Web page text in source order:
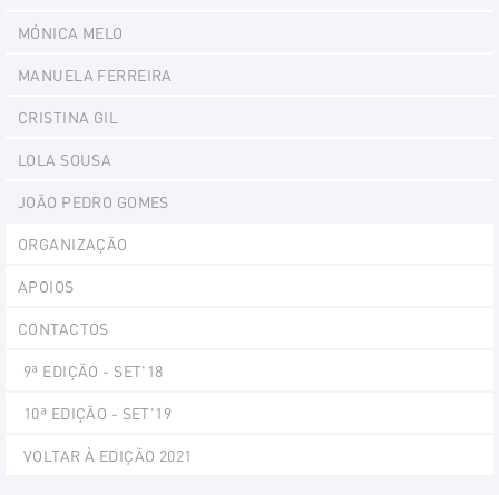
MÓNICA MELO
MANUELA FERREIRA
CRISTINA GIL
LOLA SOUSA
JOÃO PEDRO GOMES
ORGANIZAÇÃO
APOIOS
CONTACTOS
9ª EDIÇÃO - SET'18
10ª EDIÇÃO - SET'19
VOLTAR À EDIÇÃO 2021